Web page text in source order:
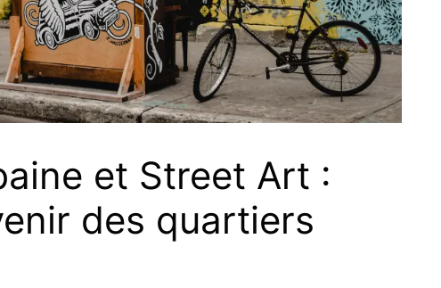
et Street Art :
des quartiers